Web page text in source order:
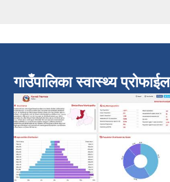
गाउँपालिका स्वास्थ्य प्रोफाईल